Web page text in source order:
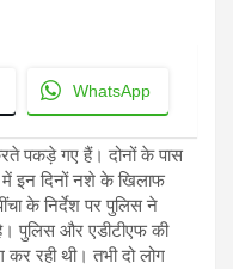
WhatsApp
पकड़े गए हैं। दोनों के पास
इन दिनों नशे के खिलाफ
के निर्देश पर पुलिस ने
पुलिस और एडीटीएफ की
रही थी। तभी दो लोग